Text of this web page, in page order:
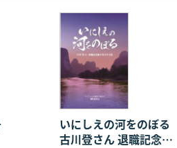
いにしえの河をのぼる
古川登さん 退職記念献